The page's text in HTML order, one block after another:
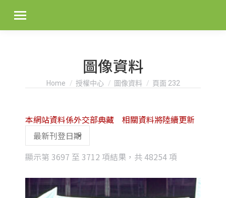
圖像資料
You are here:
Home 授權中心 圖像資料 頁面 232
顯示第 3697 至 3712 項結果，共 48254 項
latest
本網站資料係外交部典藏 相關資料將陸續更新